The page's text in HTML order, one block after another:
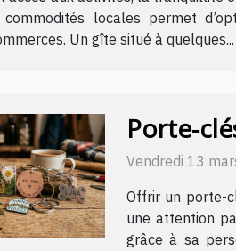
locales permet
Un gîte situé à quelques...
Porte-
Vendredi 13
Offrir un porte-
une attention
grâce à sa